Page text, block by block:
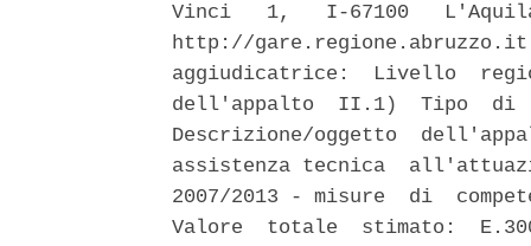
Vinci   1,   I-67100
http://
aggiudicatrice:  Livello
dell'appalto  II.1)  Tipo  di
Descrizione/oggetto
assistenza tecnica
2007/2013 - misure  di
Valore  totale  stimato: